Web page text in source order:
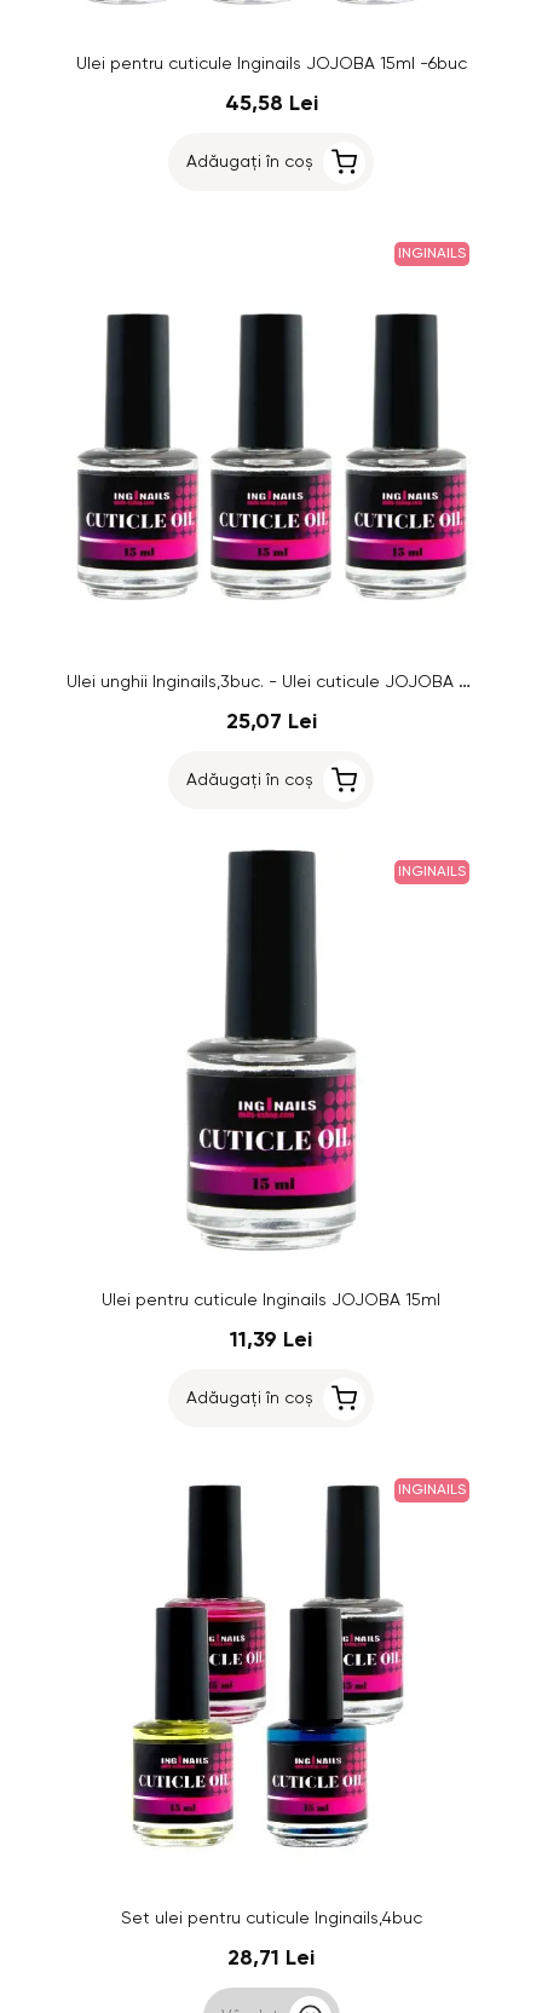
Ulei pentru cuticule Inginails JOJOBA 15ml -6buc
45,58 Lei
Adăugați în coș
INGINAILS
Ulei unghii Inginails,3buc. - Ulei cuticule JOJOBA 15 ml
25,07 Lei
Adăugați în coș
INGINAILS
Ulei pentru cuticule Inginails JOJOBA 15ml
11,39 Lei
Adăugați în coș
INGINAILS
Set ulei pentru cuticule Inginails,4buc
28,71 Lei